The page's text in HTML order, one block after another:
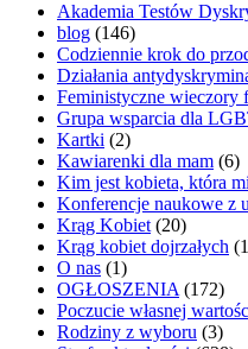
Akademia Testów
blog (146)
Codziennie krok do
Działania
Feministyczne wieczory
Grupa wsparcia dla
Kartki (2)
Kawiarenki dla mam (6)
Kim jest kobieta, która
Konferencje naukowe z
Krąg Kobiet (20)
Krąg kobiet dojrzałych
O nas (1)
OGŁOSZENIA (172)
Poczucie własnej
Rodziny z wyboru (3)